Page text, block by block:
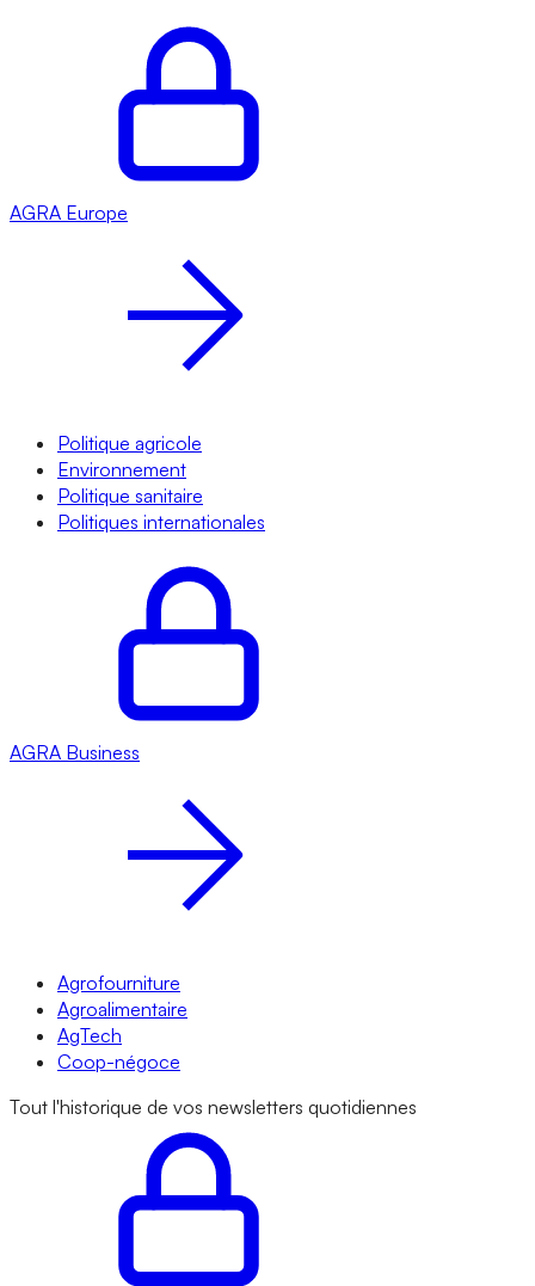
AGRA Europe
Politique agricole
Environnement
Politique sanitaire
Politiques internationales
AGRA Business
Agrofourniture
Agroalimentaire
AgTech
Coop-négoce
Tout l'historique de vos newsletters quotidiennes